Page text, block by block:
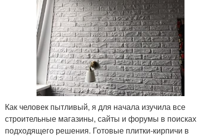
Как человек пытливый, я для начала изучила все
строительные магазины, сайты и форумы в поисках
подходящего решения. Готовые плитки-кирпичи в